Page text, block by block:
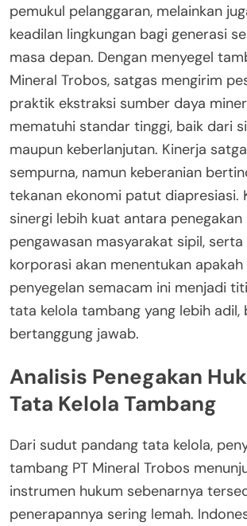
pemukul pelanggaran, melainkan
keadilan lingkungan bagi generasi
masa depan. Dengan menyegel
Mineral Trobos, satgas mengirim
praktik ekstraksi sumber daya
mematuhi standar tinggi, baik dari
maupun keberlanjutan. Kinerja
sempurna, namun keberanian
tekanan ekonomi patut diapresiasi.
sinergi lebih kuat antara penegakan
pengawasan masyarakat sipil,
korporasi akan menentukan apakah
penyegelan semacam ini menjadi
tata kelola tambang yang lebih adil,
bertanggung jawab.
Analisis Penegakan
Tata Kelola Tambang
Dari sudut pandang tata kelola,
tambang PT Mineral Trobos
instrumen hukum sebenarnya
penerapannya sering lemah.